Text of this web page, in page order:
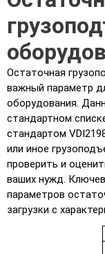
Остаточная
важный параметр
оборудования.
стандартном
стандартом
или иное
проверить и
ваших нужд.
параметров
загрузки с